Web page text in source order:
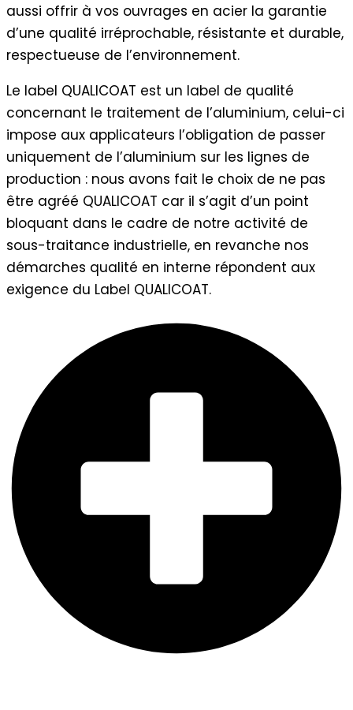
aussi offrir à vos ouvrages en acier la garantie
d’une qualité irréprochable, résistante et durable,
respectueuse de l’environnement.
Le label QUALICOAT est un label de qualité
concernant le traitement de l’aluminium, celui-ci
impose aux applicateurs l’obligation de passer
uniquement de l’aluminium sur les lignes de
production : nous avons fait le choix de ne pas
être agréé QUALICOAT car il s’agit d’un point
bloquant dans le cadre de notre activité de
sous-traitance industrielle, en revanche nos
démarches qualité en interne répondent aux
exigence du Label QUALICOAT.